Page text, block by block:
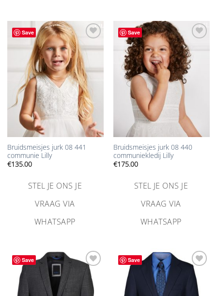
Save
Aan
verlanglijst
toevoegen
Bruidsmeisjes jurk 08 441
communie Lilly
€135.00
STEL JE ONS JE
VRAAG VIA
WHATSAPP
Save
Aan
verlanglijst
toevoegen
Bruidsmeisjes jurk 08 440
communiekledij Lilly
€175.00
STEL JE ONS JE
VRAAG VIA
WHATSAPP
Save
Aan
verlanglijst
toevoegen
Save
Aan
verlanglijst
toevoegen